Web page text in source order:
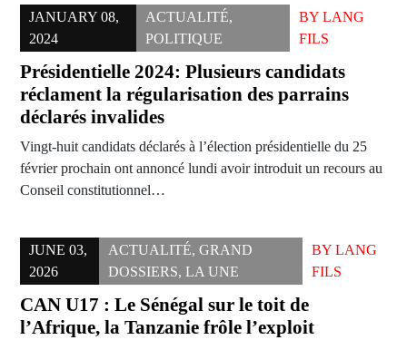
JANUARY 08,
2024
ACTUALITÉ,
POLITIQUE
BY LANG
FILS
Présidentielle 2024: Plusieurs candidats
réclament la régularisation des parrains
déclarés invalides
Vingt-huit candidats déclarés à l’élection présidentielle du 25
février prochain ont annoncé lundi avoir introduit un recours au
Conseil constitutionnel…
JUNE 03,
2026
ACTUALITÉ, GRAND
DOSSIERS, LA UNE
BYLANG
FILS
CAN U17 : Le Sénégal sur le toit de
l’Afrique, la Tanzanie frôle l’exploit